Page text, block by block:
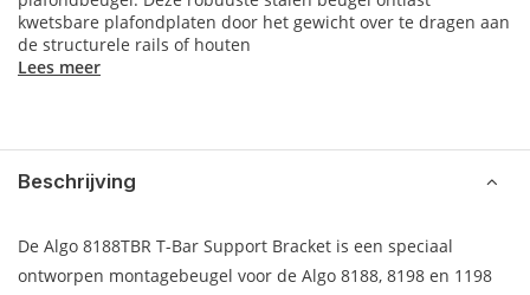
kwetsbare plafondplaten door het gewicht over te dragen aan
de structurele rails of houten
Lees meer
Beschrijving
De Algo 8188TBR T-Bar Support Bracket is een speciaal
ontworpen montagebeugel voor de Algo 8188, 8198 en 1198